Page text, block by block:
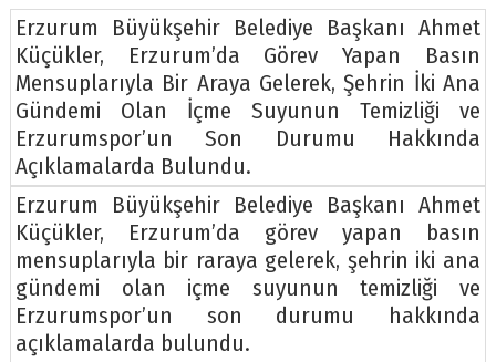
Erzurum Büyükşehir Belediye Başkanı Ahmet
Küçükler, Erzurum’da Görev Yapan Basın
Mensuplarıyla Bir Araya Gelerek, Şehrin İki Ana
Gündemi Olan İçme Suyunun Temizliği ve
Erzurumspor’un Son Durumu Hakkında
Açıklamalarda Bulundu.
Erzurum Büyükşehir Belediye Başkanı Ahmet
Küçükler, Erzurum’da görev yapan basın
mensuplarıyla bir raraya gelerek, şehrin iki ana
gündemi olan içme suyunun temizliği ve
Erzurumspor’un son durumu hakkında
açıklamalarda bulundu.